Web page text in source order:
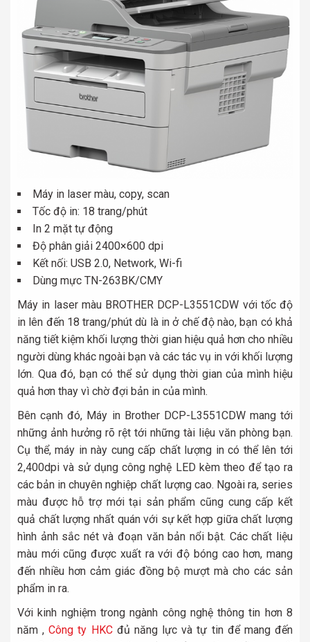
Máy in laser màu, copy, scan
Tốc độ in: 18 trang/phút
In 2 mặt tự động
Độ phân giải 2400×600 dpi
Kết nối: USB 2.0, Network, Wi-fi
Dùng mực TN-263BK/CMY
Máy in laser màu BROTHER DCP-L3551CDW với tốc độ
in lên đến 18 trang/phút dù là in ở chế độ nào, bạn có khả
năng tiết kiệm khối lượng thời gian hiệu quả hơn cho nhiều
người dùng khác ngoài bạn và các tác vụ in với khối lượng
lớn. Qua đó, bạn có thể sử dụng thời gian của mình hiệu
quả hơn thay vì chờ đợi bản in của mình.
Bên cạnh đó, Máy in Brother DCP-L3551CDW mang tới
những ảnh hưởng rõ rệt tới những tài liệu văn phòng bạn.
Cụ thể, máy in này cung cấp chất lượng in có thể lên tới
2,400dpi và sử dụng công nghệ LED kèm theo để tạo ra
các bản in chuyên nghiệp chất lượng cao. Ngoài ra, series
màu được hỗ trợ mới tại sản phẩm cũng cung cấp kết
quả chất lượng nhất quán với sự kết hợp giữa chất lượng
hình ảnh sắc nét và đoạn văn bản nổi bật. Các chất liệu
màu mới cũng được xuất ra với độ bóng cao hơn, mang
đến nhiều hơn cảm giác đồng bộ mượt mà cho các sản
phẩm in ra.
Với kinh nghiệm trong ngành công nghệ thông tin hơn 8
năm ,Công ty HKCđủ năng lực và tự tin để mang đến